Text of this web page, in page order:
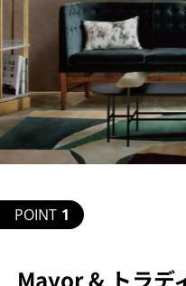
POINT 1
Mayor & トラデ